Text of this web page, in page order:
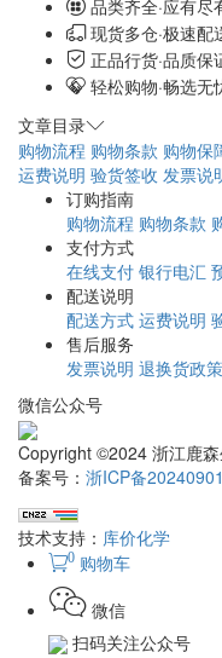
品类齐全·应有尽
现货多仓·极速配
正品行货·品质保
轻松购物·畅选无
文章目录
购物流程 购物条款 购物保
运费说明 验货签收 发票说
订购指南
购物流程 购物条款
支付方式
在线支付 银行电汇
配送说明
配送方式 运费说明
售后服务
发票说明 退换货政策
微信公众号
Copyright ©2024 浙江鹿
备案号： 浙ICP备
技术支持： 库价化学
0 购物车
微信
扫码关注公众号